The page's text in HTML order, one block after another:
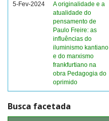
5-Fev-2024
A originalidade e a
atualidade do
pensamento de
Paulo Freire: as
influências do
iluminismo kantiano
e do marxismo
frankfurtiano na
obra Pedagogia do
oprimido
Busca facetada